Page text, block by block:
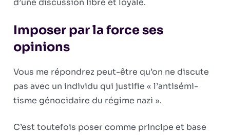
d’une discussion libre et loyale.
Imposer par la force ses
opinions
Vous me répondrez peut-être qu’on ne discute
pas avec un individu qui justifie « l’antisémi­
tisme génocidaire du régime nazi ».
C’est toutefois poser comme principe et base